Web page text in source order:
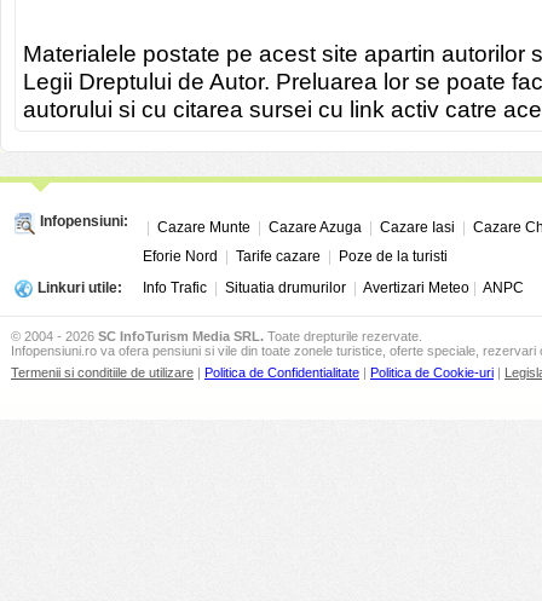
Materialele postate pe acest site apartin autorilor
Legii Dreptului de Autor. Preluarea lor se poate
autorului si cu citarea sursei cu link activ catre
Infopensiuni: Cazare Munte Cazare Azuga Cazare Iasi
Cazare
Eforie Nord
Tarife cazare
Poze de la turisti
Linkuri utile:
Info Trafic Situatia drumurilor Avertizari Meteo ANPC
© 2004 - 2026 SC InfoTurism Media SRL. Toate drepturile rezervate.
Infopensiuni.ro va ofera pensiuni si vile din toate zonele turistice, oferte speciale, rezervari
Termenii si conditiile de utilizare | Politica de Confidentialitate | Politica de Cookie-uri |